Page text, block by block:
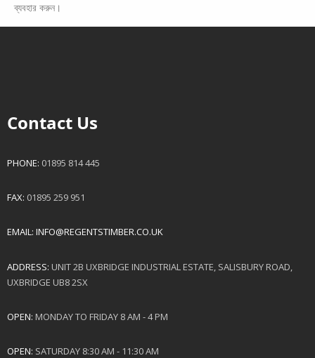
ব্যবহার করুন।
Contact Us
PHONE: 01895 814 445
FAX: 01895 259 951
EMAIL: INFO@REGENTSTIMBER.CO.UK
ADDRESS: UNIT 2B UXBRIDGE INDUSTRIAL ESTATE, SALISBURY ROAD,
UXBRIDGE UB8 2SX
OPEN: MONDAY TO FRIDAY 8 AM - 4 PM
OPEN: SATURDAY 8:30 AM - 11:30 AM